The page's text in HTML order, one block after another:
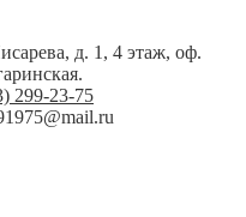
д. 1, 4 этаж, оф.
299-23-75